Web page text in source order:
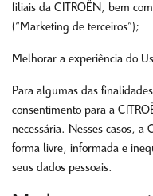
filiais da CITROËN, bem
(“Marketing de terceiros”);
Melhorar a experiência do
Para algumas das
consentimento para a
necessária. Nesses casos, a
forma livre, informada e
seus dados pessoais.